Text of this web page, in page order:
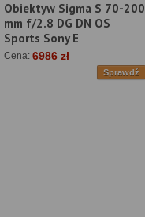
Obiektyw Sigma S 70-200
mm f/2.8 DG DN OS
Sports Sony E
Cena: 6986 zł
Sprawdź